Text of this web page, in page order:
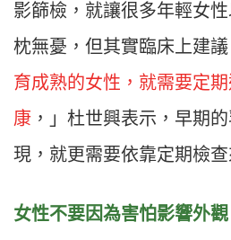
影篩檢，就讓很多年輕女
枕無憂，但其實臨床上建議
育成熟的女性，就需要定
康 ，」杜世興表示，早期
現，就更需要依靠定期檢查
女性不要因為害怕影響外